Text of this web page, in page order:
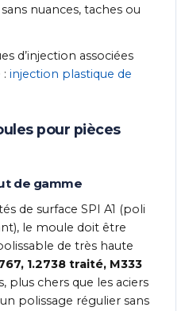
sans nuances, taches ou
d’injection associées
injection plastique de
pour pièces
de gamme
de surface SPI A1 (poli
le moule doit être
de très haute
1.2738 traité, M333
plus chers que les aciers
polissage régulier sans